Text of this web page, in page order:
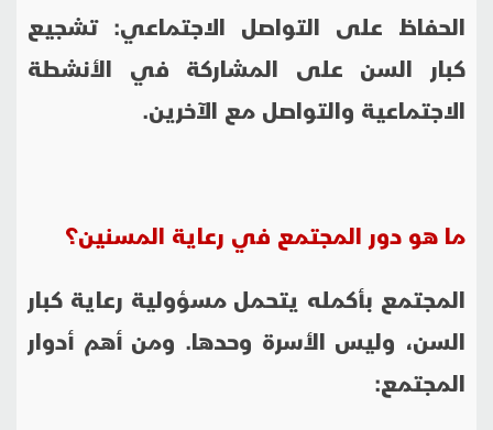
الحفاظ على التواصل الاجتماعي: تشجيع
كبار السن على المشاركة في الأنشطة
الاجتماعية والتواصل مع الآخرين.
ما هو دور المجتمع في رعاية المسنين؟
المجتمع بأكمله يتحمل مسؤولية رعاية كبار
السن، وليس الأسرة وحدها. ومن أهم أدوار
المجتمع: